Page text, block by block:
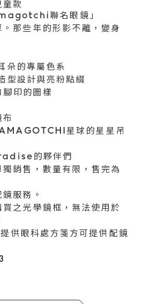
款
聯名眼鏡」
那些年的形影不離，變身
的專屬色系
設計與亮粉點綴
印的圖樣
布
星球的星星吊
的夥伴們
銷售，數量有限，售完為
服務。
之光學鏡框，無法使用於
供眼科處方箋方可提供配鏡